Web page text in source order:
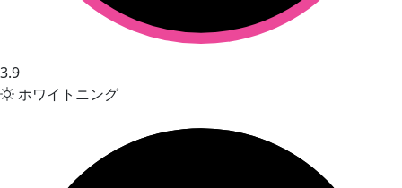
3.9
ホワイトニング